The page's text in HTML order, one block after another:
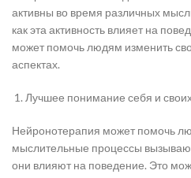
активны во время различных
как эта активность влияет на
может помочь людям изменить
аспектах.
Лучшее понимание себя и
Нейронотерапия может помочь
мыслительные процессы
они влияют на поведение. Это